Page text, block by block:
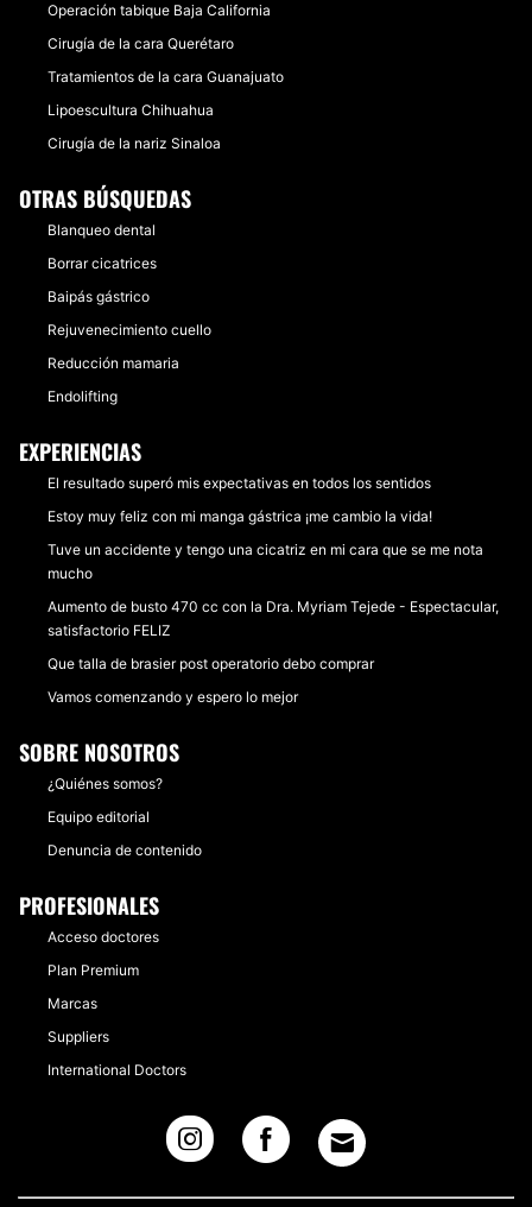
Operación tabique Baja California
Cirugía de la cara Querétaro
Tratamientos de la cara Guanajuato
Lipoescultura Chihuahua
Cirugía de la nariz Sinaloa
OTRAS BÚSQUEDAS
Blanqueo dental
Borrar cicatrices
Baipás gástrico
Rejuvenecimiento cuello
Reducción mamaria
Endolifting
EXPERIENCIAS
El resultado superó mis expectativas en todos los sentidos
Estoy muy feliz con mi manga gástrica ¡me cambio la vida!
Tuve un accidente y tengo una cicatriz en mi cara que se me nota
mucho
Aumento de busto 470 cc con la Dra. Myriam Tejede - Espectacular,
satisfactorio FELIZ
Que talla de brasier post operatorio debo comprar
Vamos comenzando y espero lo mejor
SOBRE NOSOTROS
¿Quiénes somos?
Equipo editorial
Denuncia de contenido
PROFESIONALES
Acceso doctores
Plan Premium
Marcas
Suppliers
International Doctors